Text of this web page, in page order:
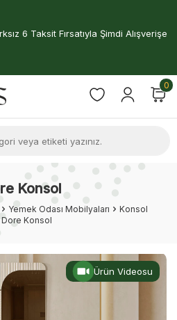
6 Taksit Fırsatıyla Şimdi Alışverişe
0
Konsol
Yemek Odası Mobilyaları
Konsol
Dore Konsol
Ürün Videosu